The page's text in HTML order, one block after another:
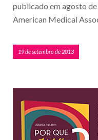
publicado em agosto
American Medical
19 de setembro de 2013